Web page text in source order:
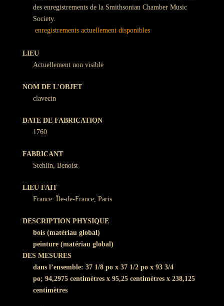
des enregistrements de la Smithsonian Chamber Music
Society.
enregistrements actuellement disponibles
LIEU
Actuellement non visible
NOM DE L’OBJET
clavecin
DATE DE FABRICATION
1760
FABRICANT
Stehlin, Benoist
LIEU FAIT
France: Île-de-France, Paris
DESCRIPTION PHYSIQUE
bois (matériau global)
peinture (matériau global)
DES MESURES
dans l’ensemble: 37 1/8 po x 37 1/2 po x 93 3/4
po; 94,2975 centimètres x 95,25 centimètres x 238,125
centimètres